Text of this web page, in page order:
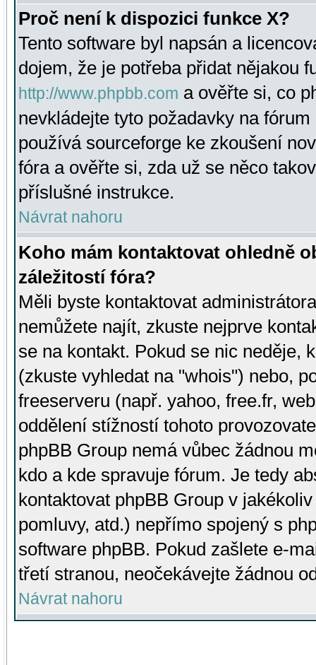
Proč není k dispozici funkce X?
Tento software byl napsán a
dojem, že je potřeba přidat nějakou
http://www.phpbb.com a ověřte si, co
nevkládejte tyto požadavky na
používá sourceforge ke zkoušení
fóra a ověřte si, zda už se něco
příslušné instrukce.
Návrat nahoru
Koho mám kontaktovat ohledně
záležitostí fóra?
Měli byste kontaktovat
nemůžete najít, zkuste nejprve
se na kontakt. Pokud se nic neděje,
(zkuste vyhledat na "whois") nebo,
freeserveru (např. yahoo, free.fr,
oddělení stížností tohoto
phpBB Group nemá vůbec žádnou
kdo a kde spravuje fórum. Je tedy
kontaktovat phpBB Group v
pomluvy, atd.) nepřímo spojený s
software phpBB. Pokud zašlete e-
třetí stranou, neočekávejte žádnou
Návrat nahoru